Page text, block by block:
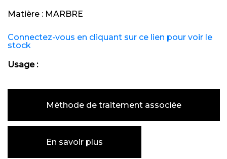
Matière : MARBRE
Connectez-vous en cliquant sur ce lien pour voir le
stock
Usage :
Méthode de traitement associée
En savoir plus